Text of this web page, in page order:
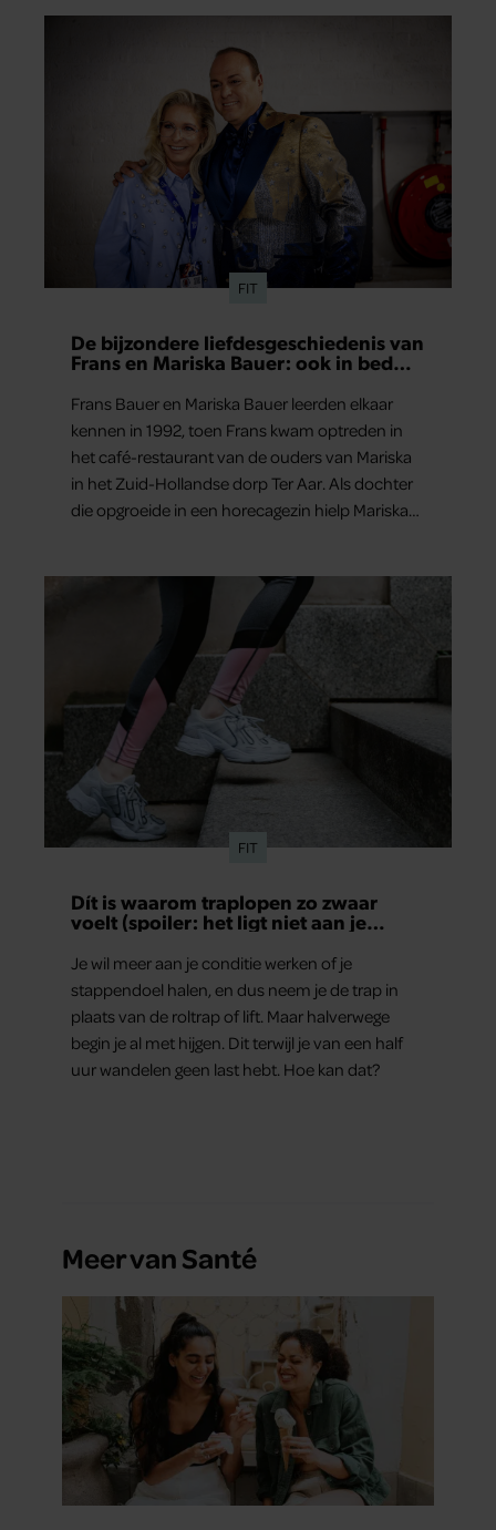
FIT
De bijzondere liefdesgeschiedenis van
Frans en Mariska Bauer: ook in bed
Frans Bauer en Mariska Bauer leerden elkaar
kennen in 1992, toen Frans kwam optreden in
het café-restaurant van de ouders van Mariska
in het Zuid-Hollandse dorp Ter Aar. Als dochter
die opgroeide in een horecagezin hielp Mariska
FIT
Dít is waarom traplopen zo zwaar
voelt (spoiler: het ligt niet aan je
Je wil meer aan je conditie werken of je
stappendoel halen, en dus neem je de trap in
plaats van de roltrap of lift. Maar halverwege
begin je al met hijgen. Dit terwijl je van een half
uur wandelen geen last hebt. Hoe kan dat?
Meer van Santé